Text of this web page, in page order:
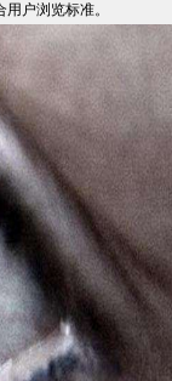
户浏览标准。